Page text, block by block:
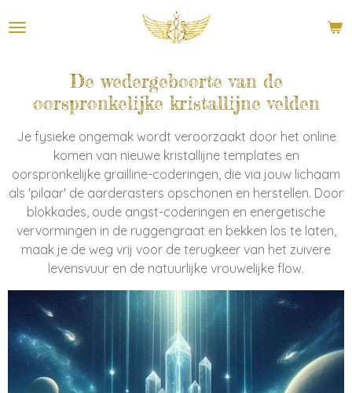
direct
hoofdinhoudDe wedergeboorte van de
oorspronkelijke kristallijne velden
Je fysieke ongemak wordt veroorzaakt door het online
komen van nieuwe kristallijne templates en
oorspronkelijke grailline-coderingen, die via jouw lichaam
als 'pilaar' de aarderasters opschonen en herstellen. Door
blokkades, oude angst-coderingen en energetische
vervormingen in de ruggengraat en bekken los te laten,
maak je de weg vrij voor de terugkeer van het zuivere
levensvuur en de natuurlijke vrouwelijke flow.